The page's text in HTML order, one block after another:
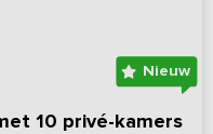
Nieuw
10 privé-kamers